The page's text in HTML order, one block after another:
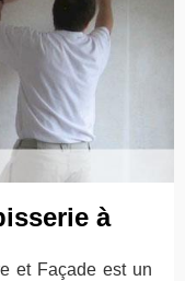
à
et Façade est un